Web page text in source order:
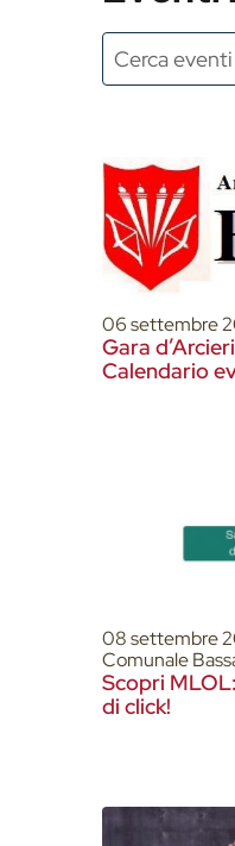
06 settembre
Gara
Calendario
08 settembre
Comunale
Scopri
di click!